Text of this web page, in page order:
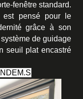
fenêtre standard.
est pensé pour le
grâce à son
de guidage
seuil plat encastré